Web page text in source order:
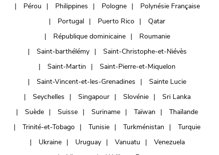
Pérou
Philippines Pologne
Polynésie Française
Portugal
Puerto Rico
Qatar
République dominicaine
Roumanie
Saint-barthélémy
Saint-Christophe-et-Niévès
Saint-Martin
Saint-Pierre-et-Miquelon
Saint-Vincent-et-les-Grenadines
Sainte Lucie
Seychelles
Singapour Slovénie
Sri Lanka
Suède
Suisse Suriname Taïwan
Thaïlande
Trinité-et-Tobago
Tunisie Turkménistan
Turquie
Ukraine
Uruguay Vanuatu
Venezuela